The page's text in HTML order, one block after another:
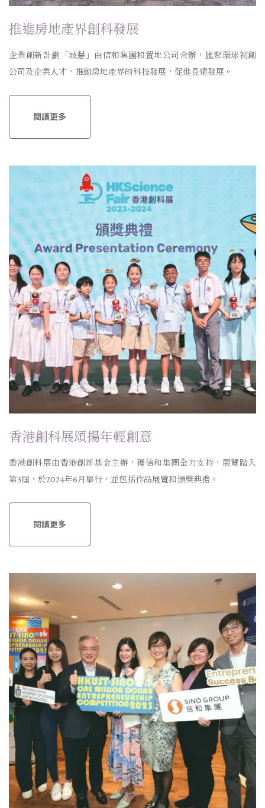
推進房地產界創科發展
企業創新計劃「城慧」由信和集團和置地公司合辦，匯聚環球初創
公司及企業人才，推動房地產界的科技發展，促進長遠發展。
閱讀更多
香港創科展頌揚年輕創意
香港創科展由香港創新基金主辦，獲信和集團全力支持，展覽踏入
第3屆，於2024年6月舉行，並包括作品展覽和頒獎典禮。
閱讀更多